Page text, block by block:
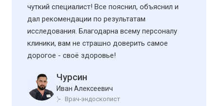
чуткий специалист! Все пояснил, объяснил и
дал рекомендации по результатам
исследования. Благодарна всему персоналу
клиники, вам не страшно доверить самое
дорогое - своё здоровье!
Чурсин
Иван Алексеевич
Врач-эндоскопист